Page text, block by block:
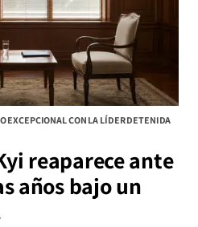
EXCEPCIONAL CON LA LÍDER DETENIDA
reaparece ante
años bajo un